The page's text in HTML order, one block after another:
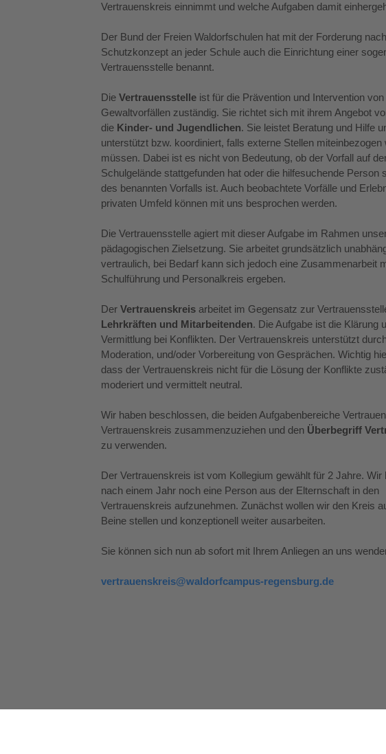
Vertrauenskreis einnimmt und welche Aufgaben damit
Der Bund der Freien Waldorfschulen hat mit der Forderung
Schutzkonzept an jeder Schule auch die Einrichtung einer
Vertrauensstelle benannt.
Die Vertrauensstelle ist für die Prävention und Intervention von
Gewaltvorfällen zuständig. Sie richtet sich mit ihrem Angebot
die Kinder- und Jugendlichen. Sie leistet Beratung und Hilfe
unterstützt bzw. koordiniert, falls externe Stellen miteinbezogen
müssen. Dabei ist es nicht von Bedeutung, ob der Vorfall auf
Schulgelände stattgefunden hat oder die hilfesuchende Person
des benannten Vorfalls ist. Auch beobachtete Vorfälle und
privaten Umfeld können mit uns besprochen werden.
Die Vertrauensstelle agiert mit dieser Aufgabe im Rahmen
pädagogischen Zielsetzung. Sie arbeitet grundsätzlich
vertraulich, bei Bedarf kann sich jedoch eine Zusammenarbeit
Schulführung und Personalkreis ergeben.
Der Vertrauenskreis arbeitet im Gegensatz zur
Lehrkräften und Mitarbeitenden. Die Aufgabe ist die Klärung
Vermittlung bei Konflikten. Der Vertrauenskreis unterstützt
Moderation, und/oder Vorbereitung von Gesprächen. Wichtig
dass der Vertrauenskreis nicht für die Lösung der Konflikte
moderiert und vermittelt neutral.
Wir haben beschlossen, die beiden Aufgabenbereiche
Vertrauenskreis zusammenzuziehen und den Überbegriff
zu verwenden.
Der Vertrauenskreis ist vom Kollegium gewählt für 2 Jahre. Wir
nach einem Jahr noch eine Person aus der Elternschaft in den
Vertrauenskreis aufzunehmen. Zunächst wollen wir den Kreis
Beine stellen und konzeptionell weiter ausarbeiten.
Sie können sich nun ab sofort mit Ihrem Anliegen an uns
vertrauenskreis@waldorfcampus-regensburg.de